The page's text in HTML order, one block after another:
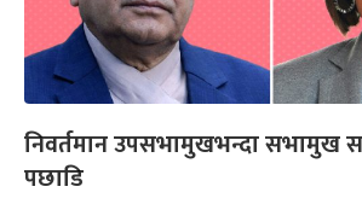
निवर्तमान उपसभामुखभन्दा सभामुख
पछाडि